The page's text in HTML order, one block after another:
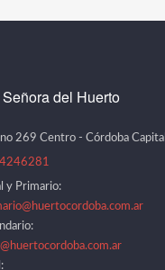
del Huerto
269 Centro - Córdoba Capital
y Primario: